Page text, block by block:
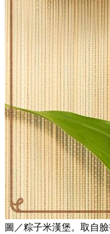
圖／粽子米漢堡。取自